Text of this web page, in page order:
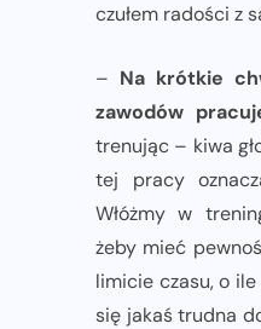
czułem radości z
– Na krótkie
zawodów
trenując – kiwa
tej pracy
Włóżmy w
żeby mieć
limicie czasu, o
się jakaś trudna